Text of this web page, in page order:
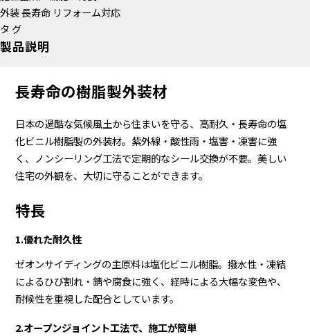
外装長寿命 リフォーム対応
タ グ
製品説明
長寿命の樹脂製外装材
日本の過酷な気候風土から住まいを守る、高耐久・長寿命の塩
化ビニル樹脂製の外装材。紫外線・酸性雨・塩害・凍害に強
く、ノンシーリング工法で定期的なシール交換が不要。美しい
住宅の外観を、大切に守ることができます。
特長
1.優れた耐久性
ゼオンサイディングの主原料は塩化ビニル樹脂。撥水性・凍結
によるひび割れ・錆や腐食に強く、経時による大幅な変色や、
耐候性を重視した配合としています。
2.オープンジョイント工法で、施工が簡単